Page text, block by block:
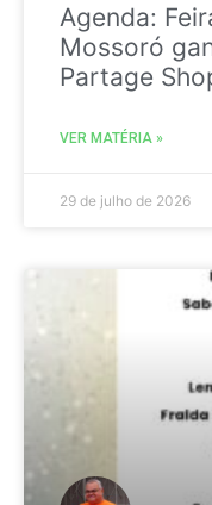
Agenda:
Mossoró
Partage
VER MATÉRIA »
29 de julho de 2026